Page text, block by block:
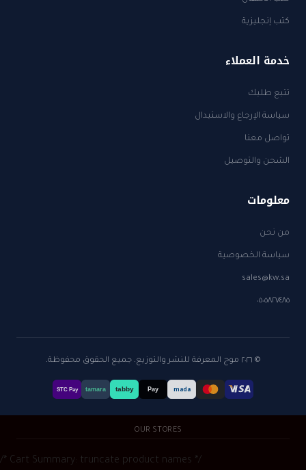
كتب إنجليزية
خدمة العملاء
تتبع طلبك
سياسة الإرجاع والاستبدال
تواصل معنا
الشحن والتوصيل
معلومات
من نحن
سياسة الخصوصية
sales@kw.sa
٠٥٠٥٨٢٧٤٨٥
© ٢٠٢٦ موج المعرفة للنشر والتوزيع. جميع الحقوق محفوظة.
mada
Pay
tabby
tamara
STC Pay
OUR STORES
/* Cart Summary: truncate product names */